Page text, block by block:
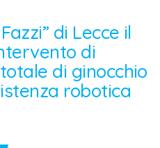
di Lecce il
di
di ginocchio
robotica